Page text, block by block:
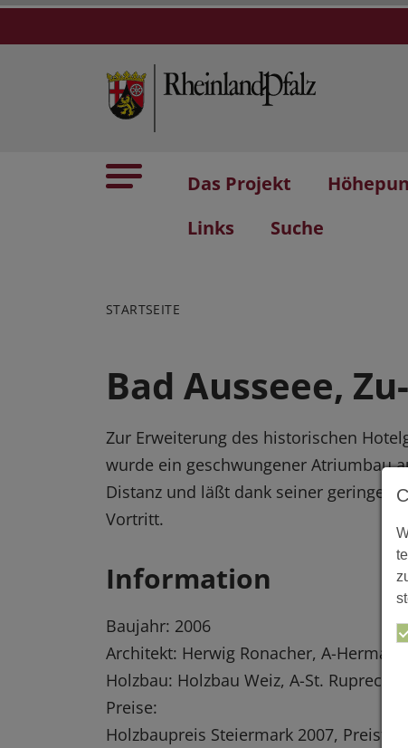
Das Projekt
Links
Suche
STARTSEITE
Bad Ausseee,
Zur Erweiterung des historischen
wurde ein geschwungener Atriumbau
Distanz und läßt dank seiner
Vortritt.
Information
Baujahr: 2006
Architekt: Herwig Ronacher, A-Hermagor
Holzbau: Holzbau Weiz, A-St. Ruprecht
Preise:
Holzbaupreis Steiermark 2007,